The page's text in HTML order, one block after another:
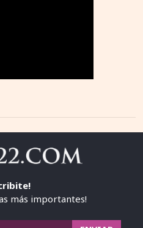
más importantes!